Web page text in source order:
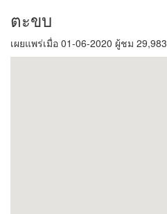
ตะขบ
เผยแพร่เมื่อ 01-06-2020 ผู้ชม 29,983